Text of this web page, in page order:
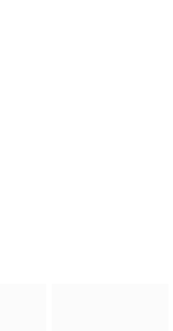
境。而他们不知，对方正是
死人堆里救出来，蓬头垢面
员身份卧底电诈集团以求查